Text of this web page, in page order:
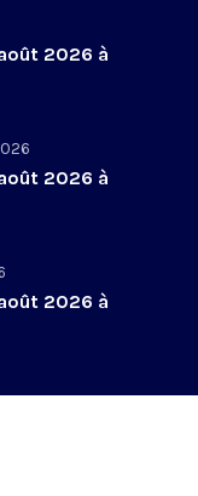
2026 à
2026 à
2026 à